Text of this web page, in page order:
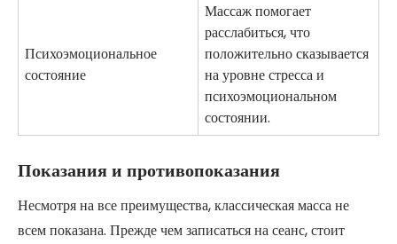
Психоэмоциональное
состояние
Массаж помогает
расслабиться, что
положительно сказывается
на уровне стресса и
психоэмоциональном
состоянии.
Показания и противопоказания
Несмотря на все преимущества, классическая масса не
всем показана. Прежде чем записаться на сеанс, стоит